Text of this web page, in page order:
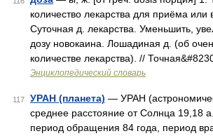
количество лекарства для приёма или
Суточная д. лекарства. Уменьшить,
дозу новокаина. Лошадиная д. (об
количестве лекарства). //
Энциклопедический словарь
117 УРАН (планета) — УРАН
среднее расстояние от Солнца 19,18
период обращения 84 года, период